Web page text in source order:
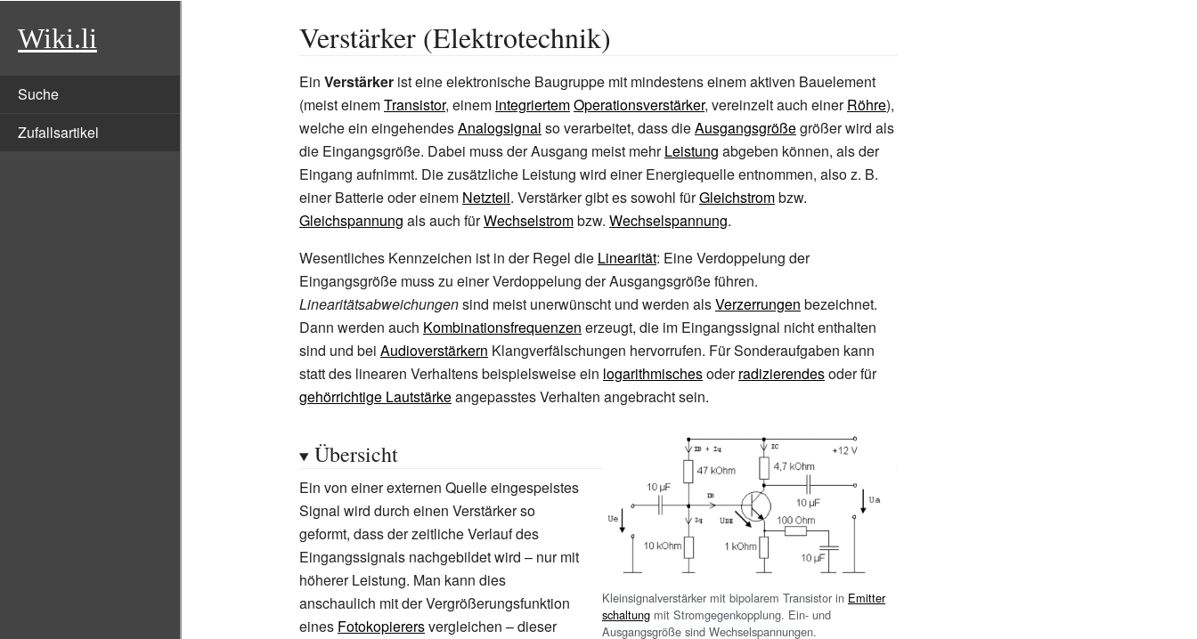
Wiki.li
Suche
Zufallsartikel
Verstärker (Elektrotechnik)
Ein Verstärker ist eine elektronische Baugruppe mit mindestens einem aktiven Bauelement
(meist einemTransistor, einem integriertemOperationsverstärker, vereinzelt auch einerRöhre),
welche ein eingehendesAnalogsignal so verarbeitet, dass dieAusgangsgrößegrößer wird als
die Eingangsgröße. Dabei muss der Ausgang meist mehrLeistung abgeben können, als der
Eingang aufnimmt. Die zusätzliche Leistung wird einer Energiequelle entnommen, also z. B.
einer Batterie oder einem Netzteil. Verstärker gibt es sowohl fürGleichstrombzw.
Gleichspannung als auch fürWechselstrombzw. Wechselspannung.
Wesentliches Kennzeichen ist in der Regel die Linearität: Eine Verdoppelung der
Eingangsgröße muss zu einer Verdoppelung der Ausgangsgröße führen.
Linearitätsabweichungensind meist unerwünscht und werden alsVerzerrungen bezeichnet.
Dann werden auch Kombinationsfrequenzen erzeugt, die im Eingangssignal nicht enthalten
sind und bei Audioverstärkern Klangverfälschungen hervorrufen. Für Sonderaufgaben kann
statt des linearen Verhaltens beispielsweise ein logarithmischesoderradizierendesoder für
gehörrichtige Lautstärkeangepasstes Verhalten angebracht sein.
Kleinsignalverstärker mit bipolarem Transistor in Emitter
schaltung mit Stromgegenkopplung. Ein- und
Ausgangsgröße sind Wechselspannungen.
Übersicht
Ein von einer externen Quelle eingespeistes
Signal wird durch einen Verstärker so
geformt, dass der zeitliche Verlauf des
Eingangssignals nachgebildet wird – nur mit
höherer Leistung. Man kann dies
anschaulich mit der Vergrößerungsfunktion
eines Fotokopierersvergleichen – dieser